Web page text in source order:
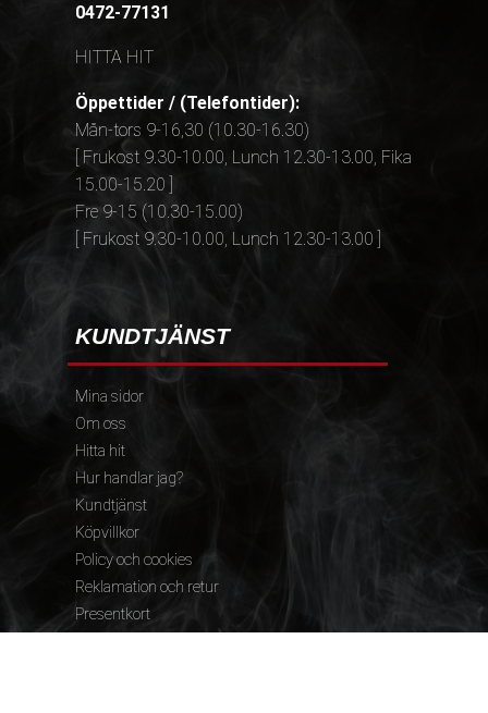
0472-77131
HITTA HIT
Öppettider / (Telefontider):
Mån-tors 9-16,30 (10.30-16.30)
[ Frukost 9.30-10.00, Lunch 12.30-13.00, Fika
15.00-15.20 ]
Fre 9-15 (10.30-15.00)
[ Frukost 9.30-10.00, Lunch 12.30-13.00 ]
KUNDTJÄNST
Mina sidor
Om oss
Hitta hit
Hur handlar jag?
Kundtjänst
Köpvillkor
Policy och cookies
Reklamation och retur
Presentkort